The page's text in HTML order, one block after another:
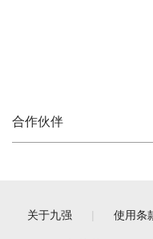
合作伙伴
关于九强 | 使用条